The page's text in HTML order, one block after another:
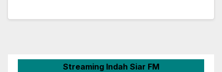
Streaming Indah Siar FM